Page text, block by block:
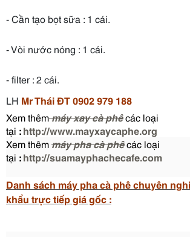
- Cần tạo bọt sữa : 1 cái.
- Vòi nước nóng : 1 cái.
- filter : 2 cái.
LH Mr Thái ĐT 0902 979 188
Xem thêmmáy xay cà phêcác loại
tại :http://www.mayxaycaphe.org
Xem thêmmáy pha cà phêcác loại
tại :http://suamayphachecafe.com
Danh sách máy pha cà phê chuyên
khẩu trực tiếp giá gốc :